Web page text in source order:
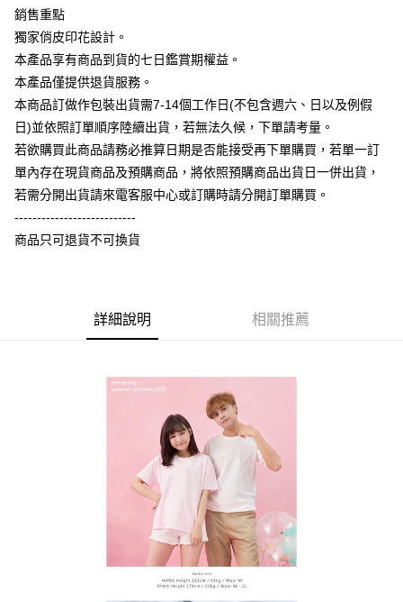
1.分期款項不併入電信帳單，「大哥付你分期」於每月結算日後寄送繳費提
2.透過簡訊連結打開帳單後，可選擇「超商條碼／台灣大直營門市／銀行轉
帳／街口支付／iPASS MONEY」等通路繳費。
【注意事項】
1.本服務係由「台灣大哥大股份有限公司」（以下簡稱本公司）所提供，讓
用戶於交易時，得透過本服務購買商品或服務，並由商店將買賣／分期付款
2.基於同意付款使用「大哥付你分期」之契約關係目的，商店將以您的個人
資料（包含姓名、電話或地址）提供予台灣大哥大進項蒐集、處理及利用，
由本公司與您本人進行分期帳單所需資料之確認、核對及更正。
3.完整用戶服務條款，請詳閱以下連結：https://oppay.tw/userRule
【「AFTEE先享後付」結帳流程】
１．於結帳方式選擇「AFTEE先享後付」後，將跳轉至「AFTEE先享後付」
２．訂單成立數日內，您將收到繳費通知簡訊。
３．收到繳費通知簡訊後14天內，點擊此簡訊中的連結，可透過四大超商／
ATM／網路銀行／等多元方式進行付款，方視為交易完成。
※ 請注意：結帳手續完成當下不需立刻繳費，但若您需要取消訂單，請聯絡
購買商品的店家。未經商家同意取消之訂單仍視為有效，需透過AFTEE先享
後付繳納相關費用。
是否繳費成功／繳費後需取消欲退款等相關疑問，請聯繫「AFTEE先享後付
客戶支援中心」https://netprotections.freshdesk.com/support/home
１．透過由恩沛科技股份有限公司提供之「AFTEE先享後付」服務完成之交
３．未成年的使用者請事先徵得法定代理人或監護人之同意方可使用
「AFTEE先享後付」，若未經同意申辦者引起之損失，本公司不負相關責
時審查核予不同之上限額度；若仍有額度不足之情形，本公司將視審查結果
５．嚴禁一人註冊多個帳號或使用他人資訊註冊。若發現惡意使用之情形，
恩沛科技股份有限公司將有權停止該用戶之使用額度並採取法律行動。
每筆NT$65，滿NT$899(含以上)免運費
付款後全家取貨
7-11付款取貨
每筆NT$65，滿NT$899(含以上)免運費
付款後7-11取貨
每筆NT$60，滿NT$899(含以上)免運費
宅配
每筆NT$65，滿NT$899(含以上)免運費
銷售重點
獨家俏皮印花設計。
本產品享有商品到貨的七日鑑賞期權益。
本產品僅提供退貨服務。
本商品訂做作包裝出貨需7-14個工作日(不包含週六、日以及例假
日)並依照訂單順序陸續出貨，若無法久候，下單請考量。
若欲購買此商品請務必推算日期是否能接受再下單購買，若單一訂
單內存在現貨商品及預購商品，將依照預購商品出貨日一併出貨，
若需分開出貨請來電客服中心或訂購時請分開訂單購買。
---------------------------
商品只可退貨不可換貨
詳細說明 相關推薦